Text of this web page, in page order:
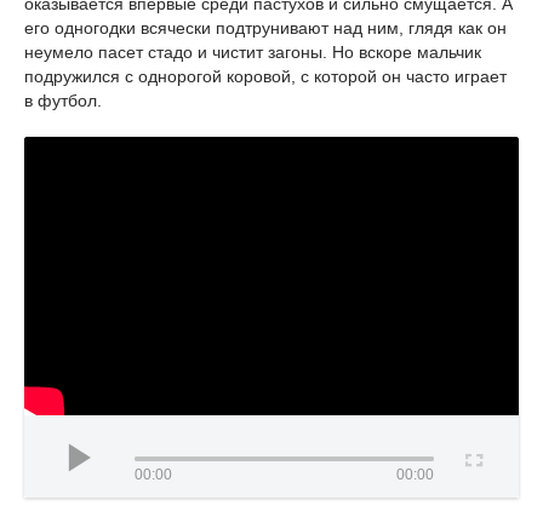
его одногодки всячески подтрунивают над ним, глядя как он
неумело пасет стадо и чистит загоны. Но вскоре мальчик
подружился с однорогой коровой, с которой он часто играет
в футбол.
00:00 00:00